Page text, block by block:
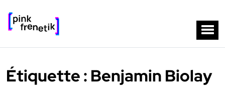
Étiquette : Benjamin Biolay